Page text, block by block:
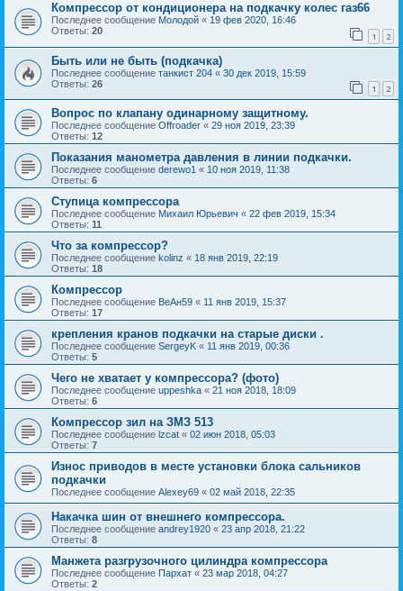
Компрессор от кондиционера на подкачку колес газ66
Последнее сообщение Молодой « 19 фев 2020, 16:46
Ответы: 20 1 2
Быть или не быть (подкачка)
Последнее сообщение танкист 204 « 30 дек 2019, 15:59
Ответы: 26 1 2
Вопрос по клапану одинарному защитному.
Последнее сообщение Offroader « 29 ноя 2019, 23:39
Ответы: 12
Показания манометра давления в линии подкачки.
Последнее сообщение derewo1 « 10 ноя 2019, 11:38
Ответы: 6
Ступица компрессора
Последнее сообщение Михаил Юрьевич « 22 фев 2019, 15:34
Ответы: 11
Что за компрессор?
Последнее сообщение kolinz « 18 янв 2019, 22:19
Ответы: 18
Компрессор
Последнее сообщение ВеАн59 « 11 янв 2019, 15:37
Ответы: 17
крепления кранов подкачки на старые диски .
Последнее сообщение SergeyK « 11 янв 2019, 00:36
Ответы: 5
Чего не хватает у компрессора? (фото)
Последнее сообщение uppeshka « 21 ноя 2018, 18:09
Ответы: 6
Компрессор зил на ЗМЗ 513
Последнее сообщение lzcat « 02 июн 2018, 05:03
Ответы: 7
Износ приводов в месте установки блока сальников
подкачки
Последнее сообщение Alexey69 « 02 май 2018, 22:35
Накачка шин от внешнего компрессора.
Последнее сообщение andrey1920 « 23 апр 2018, 21:22
Ответы: 8
Манжета разгрузочного цилиндра компрессора
Последнее сообщение Пархат « 23 мар 2018, 04:27
Ответы: 2